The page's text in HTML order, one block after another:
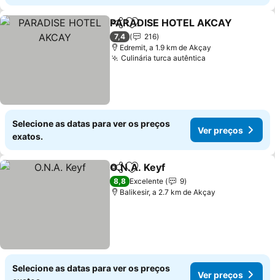
PartilharAdicionar aos favoritos
PARADISE HOTEL AKCAY
7,4
216
Edremit, a 1.9 km de Akçay
Culinária turca autêntica
Selecione as datas para ver os preços
exatos.
Ver preços
PartilharAdicionar aos favoritos
O.N.A. Keyf
8,8 Excelente
9
Balikesir, a 2.7 km de Akçay
Selecione as datas para ver os preços
Ver preços